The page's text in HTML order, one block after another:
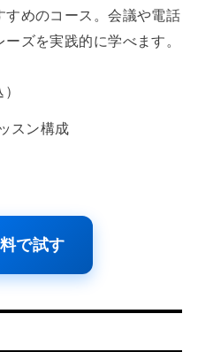
めのコース。会議や電話
ズを実践的に学べます。
スン構成
で試す